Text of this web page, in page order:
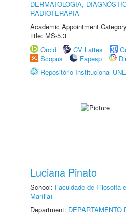
DERMATOLOGIA,
RADIOTERAPIA
Academic Appointment
title: MS-5.3
Orcid
CV Lattes
Scopus
Fapesp
Repositório Institucional
Luciana Pinato
School: Faculdade de Filosofia
Marília)
Department: DEPARTAMENTO